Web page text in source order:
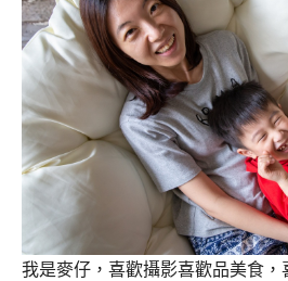
我是麥仔，喜歡攝影喜歡品美食，